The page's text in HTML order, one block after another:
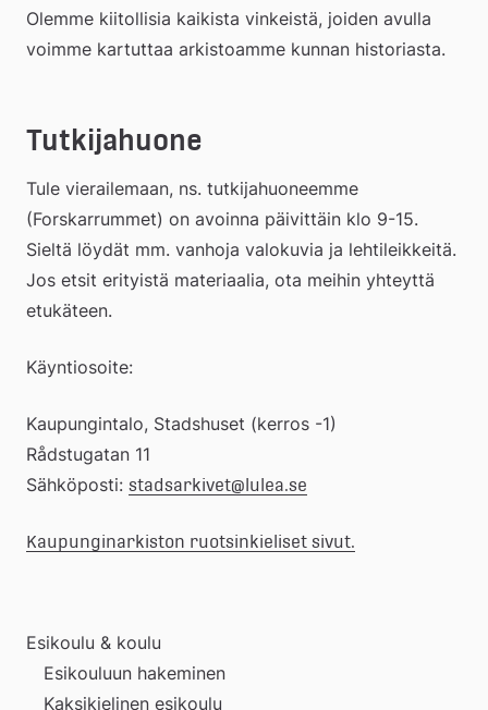
Olemme kiitollisia kaikista vinkeistä, joiden avulla
voimme kartuttaa arkistoamme kunnan historiasta.
Tutkijahuone
Tule vierailemaan, ns. tutkijahuoneemme
(Forskarrummet) on avoinna päivittäin klo 9-15.
Sieltä löydät mm. vanhoja valokuvia ja lehtileikkeitä.
Jos etsit erityistä materiaalia, ota meihin yhteyttä
etukäteen.
Käyntiosoite:
Kaupungintalo, Stadshuset (kerros -1)
Rådstugatan 11
Sähköposti: stadsarkivet@lulea.se
Kaupunginarkiston ruotsinkieliset sivut.
Esikoulu & koulu
Esikouluun hakeminen
Kaksikielinen esikoulu